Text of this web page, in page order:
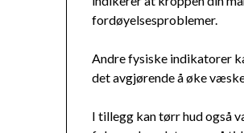
fordøyelsesproblemer.
Andre fysiske indikatorer
det avgjørende å øke
I tillegg kan tørr hud også